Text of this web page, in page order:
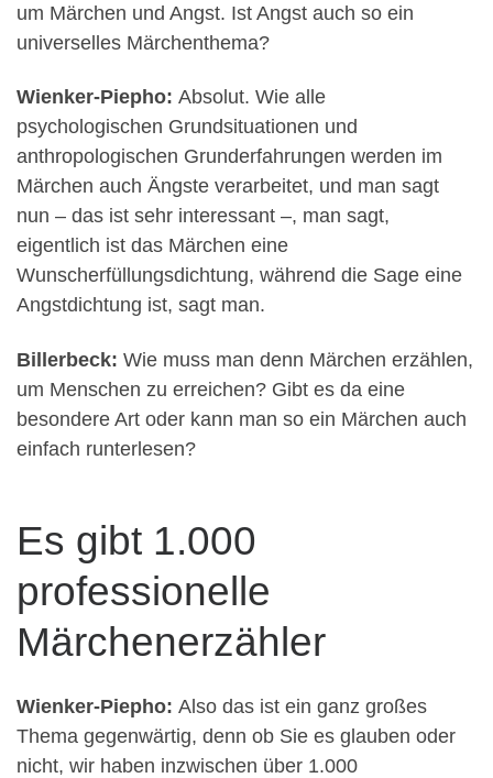
um Märchen und Angst. Ist Angst auch so ein
universelles Märchenthema?
Wienker-Piepho: Absolut. Wie alle
psychologischen Grundsituationen und
anthropologischen Grunderfahrungen werden im
Märchen auch Ängste verarbeitet, und man sagt
nun – das ist sehr interessant –, man sagt,
eigentlich ist das Märchen eine
Wunscherfüllungsdichtung, während die Sage eine
Angstdichtung ist, sagt man.
Billerbeck: Wie muss man denn Märchen erzählen,
um Menschen zu erreichen? Gibt es da eine
besondere Art oder kann man so ein Märchen auch
einfach runterlesen?
Es gibt 1.000
professionelle
Märchenerzähler
Wienker-Piepho: Also das ist ein ganz großes
Thema gegenwärtig, denn ob Sie es glauben oder
nicht, wir haben inzwischen über 1.000